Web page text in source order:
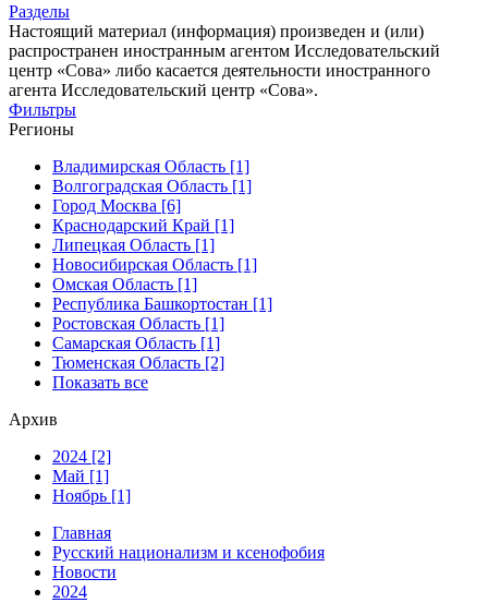
Разделы
Настоящий материал (информация) произведен и (или)
распространен иностранным агентом Исследовательский
центр «Сова» либо касается деятельности иностранного
агента Исследовательский центр «Сова».
Фильтры
Регионы
Владимирская Область [1]
Волгоградская Область [1]
Город Москва [6]
Краснодарский Край [1]
Липецкая Область [1]
Новосибирская Область [1]
Омская Область [1]
Республика Башкортостан [1]
Ростовская Область [1]
Самарская Область [1]
Тюменская Область [2]
Показать все
Архив
2024 [2]
Май [1]
Ноябрь [1]
Главная
Русский национализм и ксенофобия
Новости
2024